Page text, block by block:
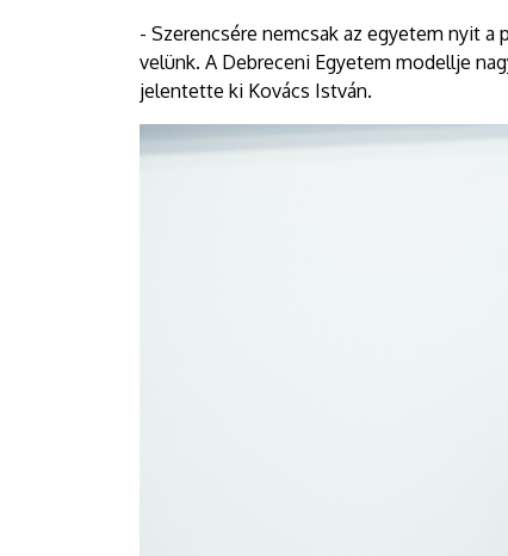
- Szerencsére nemcsak az egyetem nyit
velünk. A Debreceni Egyetem modellje
jelentette ki Kovács István.